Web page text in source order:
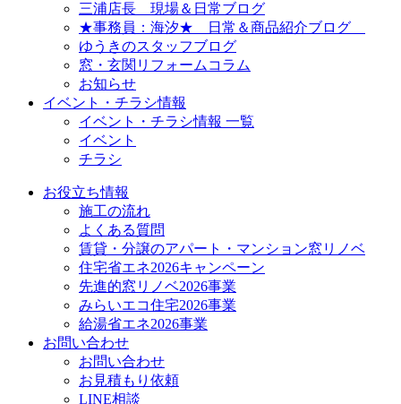
三浦店長 現場＆日常ブログ
★事務員：海汐★ 日常＆商品紹介ブログ
ゆうきのスタッフブログ
窓・玄関リフォームコラム
お知らせ
イベント・チラシ情報
イベント・チラシ情報 一覧
イベント
チラシ
お役立ち情報
施工の流れ
よくある質問
賃貸・分譲のアパート・マンション窓リノベ
住宅省エネ2026キャンペーン
先進的窓リノベ2026事業
みらいエコ住宅2026事業
給湯省エネ2026事業
お問い合わせ
お問い合わせ
お見積もり依頼
LINE相談